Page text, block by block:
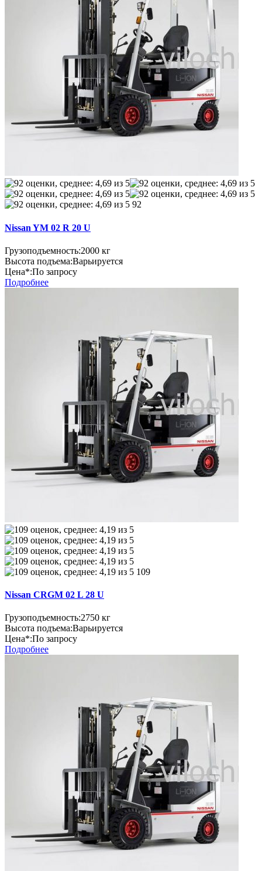
92
Nissan YM 02 R 20 U
Грузоподъемность:2000 кг
Высота подъема:Варьируется
Цена*:По запросу
Подробнее
109
Nissan CRGM 02 L 28 U
Грузоподъемность:2750 кг
Высота подъема:Варьируется
Цена*:По запросу
Подробнее